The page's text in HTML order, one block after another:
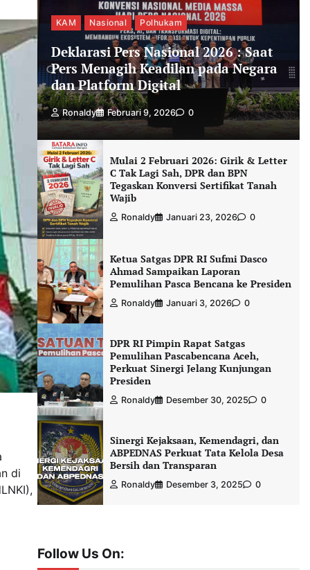
di
KAM Nasional Polhukam
Deklarasi Pers Nasional 2026 : Saat
Pers Menagih Keadilan pada Negara
dan Platform Digital
Ronaldy Februari 9, 2026 0
Mulai 2 Februari 2026: Girik & Letter
C Tak Lagi Sah, DPR dan BPN
Tegaskan Konversi Sertifikat Tanah
Wajib
Ronaldy Januari 23, 2026 0
Ketua Satgas DPR RI Sufmi Dasco
Ahmad Sampaikan Laporan
Pemulihan Pasca Bencana ke Presiden
Ronaldy Januari 3, 2026 0
DPR RI Pimpin Rapat Satgas
Pemulihan Pascabencana Aceh,
Perkuat Sinergi Jelang Kunjungan
Presiden
Ronaldy Desember 30, 2025 0
Sinergi Kejaksaan, Kemendagri, dan
ABPEDNAS Perkuat Tata Kelola Desa
Bersih dan Transparan
Ronaldy Desember 3, 2025 0
Follow Us On: